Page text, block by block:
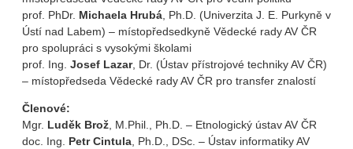
prof. PhDr. Michaela Hrubá , Ph.D. (Univerzita J. E. Purkyně v
Ústí nad Labem) – místopředsedkyně Vědecké rady AV ČR
pro spolupráci s vysokými školami
prof. Ing. Josef Lazar, Dr. (Ústav přístrojové techniky AV ČR)
– místopředseda Vědecké rady AV ČR pro transfer znalostí
Členové:
Mgr. Luděk Brož , M.Phil., Ph.D. – Etnologický ústav AV ČR
doc. Ing. Petr Cintula , Ph.D., DSc. – Ústav informatiky AV